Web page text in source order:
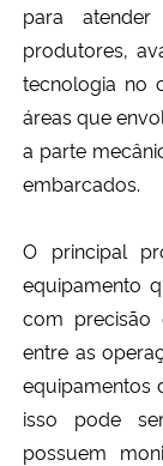
para
produtores,
tecnologia no
áreas que
a parte
embarcados.
O principal
equipamento
com precisão
entre as
equipamentos
isso pode
possuem